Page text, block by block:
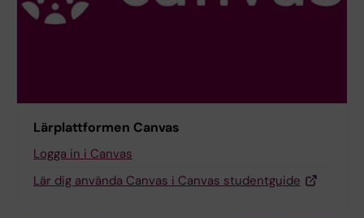
Lärplattformen Canvas
Logga in i Canvas
Lär dig använda Canvas i Canvas studentguide